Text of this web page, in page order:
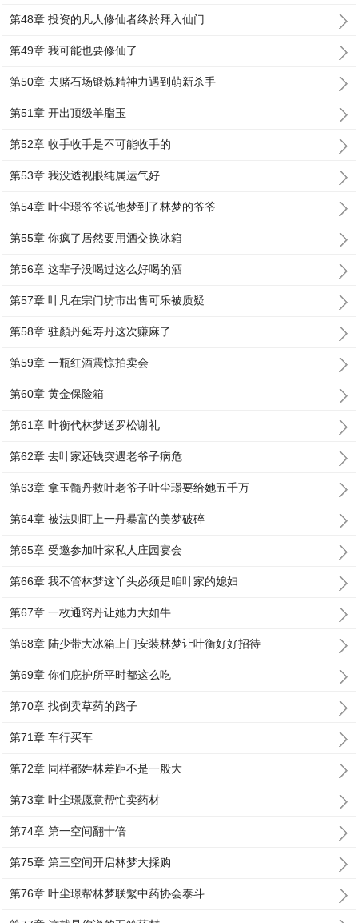
第48章 投资的凡人修仙者终於拜入仙门
第49章 我可能也要修仙了
第50章 去赌石场锻炼精神力遇到萌新杀手
第51章 开出顶级羊脂玉
第52章 收手收手是不可能收手的
第53章 我没透视眼纯属运气好
第54章 叶尘璟爷爷说他梦到了林梦的爷爷
第55章 你疯了居然要用酒交换冰箱
第56章 这辈子没喝过这么好喝的酒
第57章 叶凡在宗门坊市出售可乐被质疑
第58章 驻顏丹延寿丹这次赚麻了
第59章 一瓶红酒震惊拍卖会
第60章 黄金保险箱
第61章 叶衡代林梦送罗松谢礼
第62章 去叶家还钱突遇老爷子病危
第63章 拿玉髓丹救叶老爷子叶尘璟要给她五千万
第64章 被法则盯上一丹暴富的美梦破碎
第65章 受邀参加叶家私人庄园宴会
第66章 我不管林梦这丫头必须是咱叶家的媳妇
第67章 一枚通窍丹让她力大如牛
第68章 陆少带大冰箱上门安装林梦让叶衡好好招待
第69章 你们庇护所平时都这么吃
第70章 找倒卖草药的路子
第71章 车行买车
第72章 同样都姓林差距不是一般大
第73章 叶尘璟愿意帮忙卖药材
第74章 第一空间翻十倍
第75章 第三空间开启林梦大採购
第76章 叶尘璟帮林梦联繫中药协会泰斗